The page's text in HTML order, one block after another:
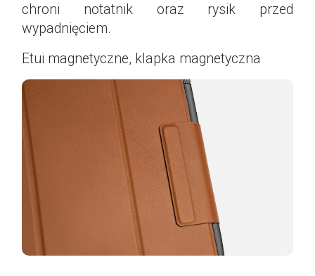
chroni notatnik oraz rysik przed
wypadnięciem.
Etui magnetyczne, klapka magnetyczna